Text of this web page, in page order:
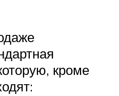
кроме